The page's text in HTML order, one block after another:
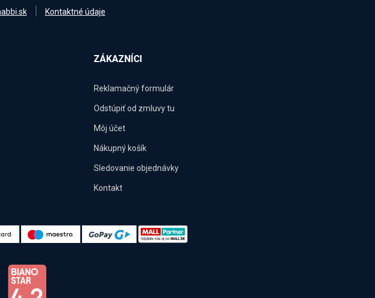
Kontaktné údaje
ZÁKAZNÍCI
Reklamačný formulár
Odstúpiť od zmluvy tu
Môj účet
Nákupný košík
Sledovanie objednávky
Kontakt